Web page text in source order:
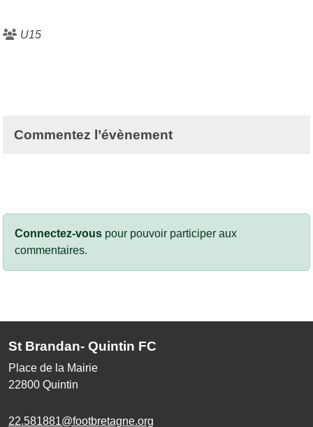
U15
Commentez l’évènement
Connectez-vous pour pouvoir participer aux
commentaires.
St Brandan- Quintin FC
Place de la Mairie
22800 Quintin
22.581881@footbretagne.org